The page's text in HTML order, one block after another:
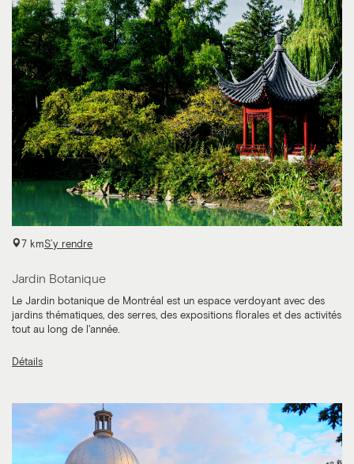
7 kmS’y rendre
Jardin Botanique
Le Jardin botanique de Montréal est un espace verdoyant avec des
jardins thématiques, des serres, des expositions florales et des activités
tout au long de l'année.
Détails